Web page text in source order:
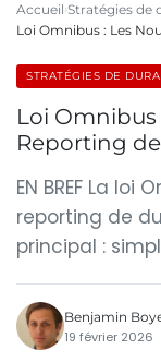
Accueil Stratégies de
Loi Omnibus : Les
STRATÉGIES DE
Loi Omnibus
Reporting
EN BREF La
reporting de
principal :
Benjamin
19 février 2026